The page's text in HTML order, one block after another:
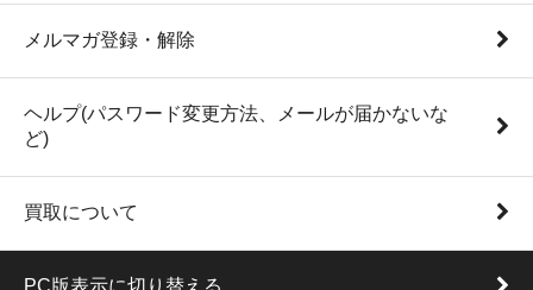
メルマガ登録・解除
ヘルプ(パスワード変更方法、メールが届かないな
ど)
買取について
PC版表示に切り替える